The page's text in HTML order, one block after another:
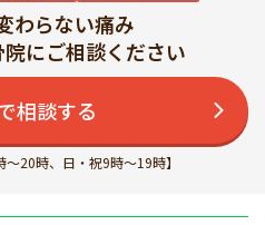
わらない痛み
にご相談ください
相談する
～20時、日・祝9時～19時】